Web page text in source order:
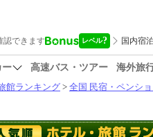
ー 高速バス・ツアー
海外旅
館ランキング > 全国 民宿・ペンシ